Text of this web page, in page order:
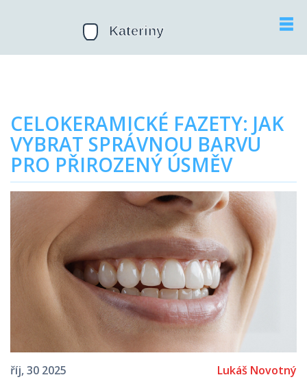
CELOKERAMICKÉ FAZETY: JAK
VYBRAT SPRÁVNOU BARVU
PRO PŘIROZENÝ ÚSMĚV
říj, 30 2025 Lukáš Novotný